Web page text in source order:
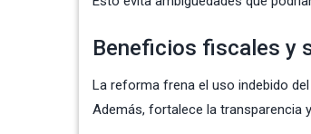
Beneficios fiscales y
La reforma frena el uso indebido
Además, fortalece la transparencia